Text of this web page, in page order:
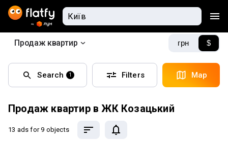
Продаж квартир грн $
Search 1 Filters Map
Продаж квартир в ЖК Козацький
13 ads for 9 objects